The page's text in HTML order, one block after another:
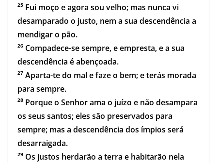
²⁵ Fui moço e agora sou velho; mas nunca vi
desamparado o justo, nem a sua descendência a
mendigar o pão.
²⁶ Compadece-se sempre, e empresta, e a sua
descendência é abençoada.
²⁷ Aparta-te do mal e faze o bem; e terás morada
para sempre.
²⁸ Porque o Senhor ama o juízo e não desampara
os seus santos; eles são preservados para
sempre; mas a descendência dos ímpios será
desarraigada.
²⁹ Os justos herdarão a terra e habitarão nela